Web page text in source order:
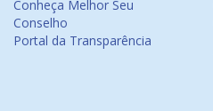
Conheça Melhor Seu
Conselho
Portal da Transparência